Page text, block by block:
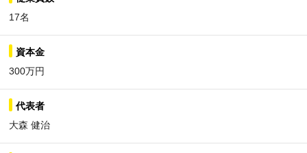
17名
資本金
300万円
代表者
大森 健治